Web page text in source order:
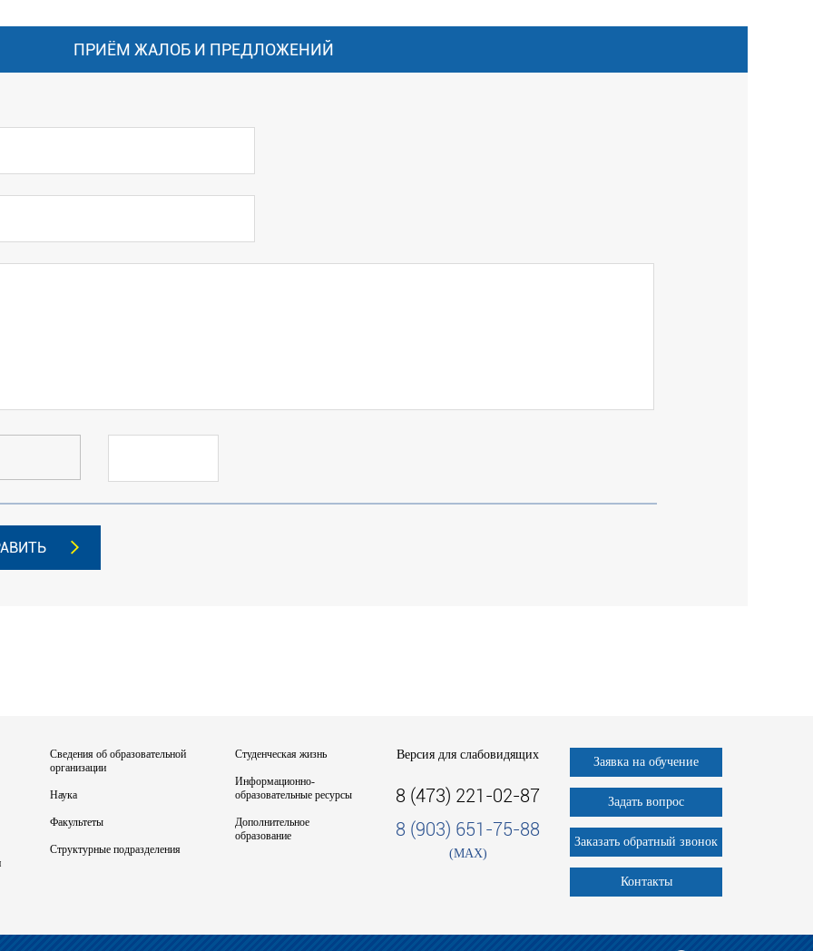
ПРИЁМ ЖАЛОБ И ПРЕДЛОЖЕНИЙ
Сведения об образовательной
организации
Наука
Факультеты
Структурные подразделения
Студенческая жизнь
Информационно-
образовательные ресурсы
Дополнительное
образование
Версия для слабовидящих
8 (473) 221-02-87
8 (903) 651-75-88
(MAX)
Заявка на обучение
Задать вопрос
Заказать обратный звонок
Контакты